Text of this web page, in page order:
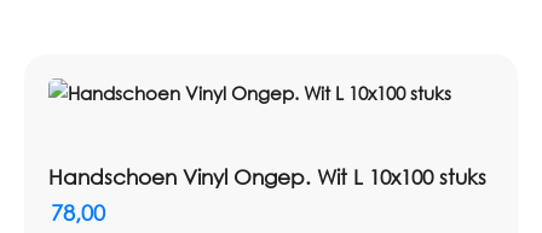
Handschoen Vinyl Ongep. Wit L 10x100 stuks
78,00